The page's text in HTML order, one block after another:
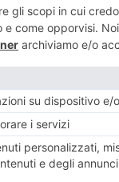
ARTICOLO PRECEDENTE